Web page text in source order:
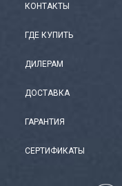
КОНТАКТЫ
ГДЕ КУПИТЬ
ДИЛЕРАМ
ДОСТАВКА
ГАРАНТИЯ
СЕРТИФИКАТЫ